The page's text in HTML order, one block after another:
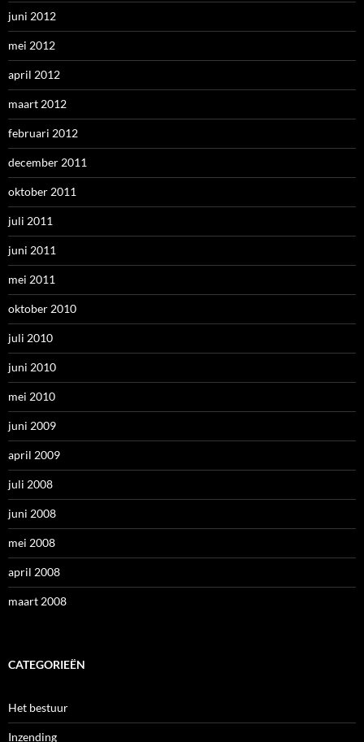
juni 2012
mei 2012
april 2012
maart 2012
februari 2012
december 2011
oktober 2011
juli 2011
juni 2011
mei 2011
oktober 2010
juli 2010
juni 2010
mei 2010
juni 2009
april 2009
juli 2008
juni 2008
mei 2008
april 2008
maart 2008
CATEGORIEËN
Het bestuur
Inzending